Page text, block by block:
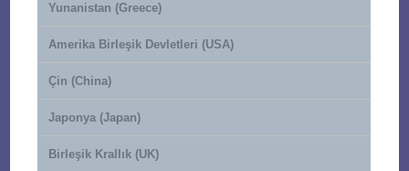
Yunanistan (Greece)
Amerika Birleşik Devletleri (USA)
Çin (China)
Japonya (Japan)
Birleşik Krallık (UK)